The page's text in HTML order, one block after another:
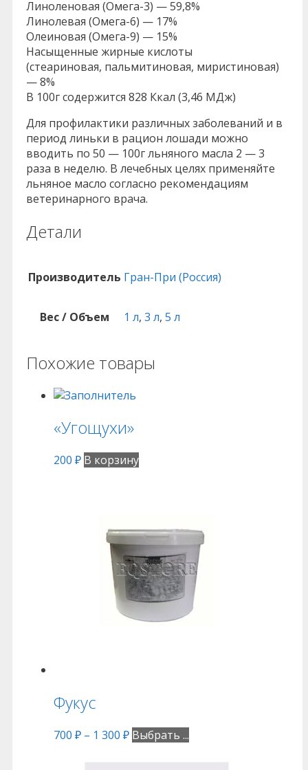
Линоленовая (Омега-3) — 59,8%
Линолевая (Омега-6) — 17%
Олеиновая (Омега-9) — 15%
Насыщенные жирные кислоты
(стеариновая, пальмитиновая, миристиновая)
— 8%
В 100г содержится 828 Ккал (3,46 МДж)
Для профилактики различных заболеваний и в
период линьки в рацион лошади можно
вводить по 50 — 100г льняного масла 2 — 3
раза в неделю. В лечебных целях применяйте
льняное масло согласно рекомендациям
ветеринарного врача.
Детали
Производитель Гран-При (Россия)
Вес / Объем 1 л, 3 л, 5 л
Похожие товары
«Угощухи»
200 ₽ В корзину
Фукус
700 ₽ – 1 300 ₽ Выбрать ...